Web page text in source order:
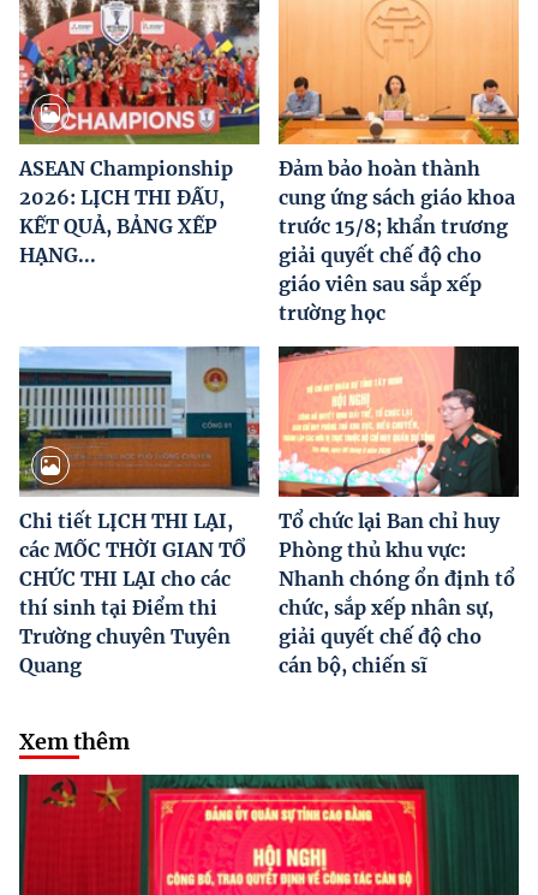
ASEAN Championship
2026: LỊCH THI ĐẤU,
KẾT QUẢ, BẢNG XẾP
HẠNG...
Đảm bảo hoàn thành
cung ứng sách giáo khoa
trước 15/8; khẩn trương
giải quyết chế độ cho
giáo viên sau sắp xếp
trường học
Chi tiết LỊCH THI LẠI,
các MỐC THỜI GIAN TỔ
CHỨC THI LẠI cho các
thí sinh tại Điểm thi
Trường chuyên Tuyên
Quang
Tổ chức lại Ban chỉ huy
Phòng thủ khu vực:
Nhanh chóng ổn định tổ
chức, sắp xếp nhân sự,
giải quyết chế độ cho
cán bộ, chiến sĩ
Xem thêm